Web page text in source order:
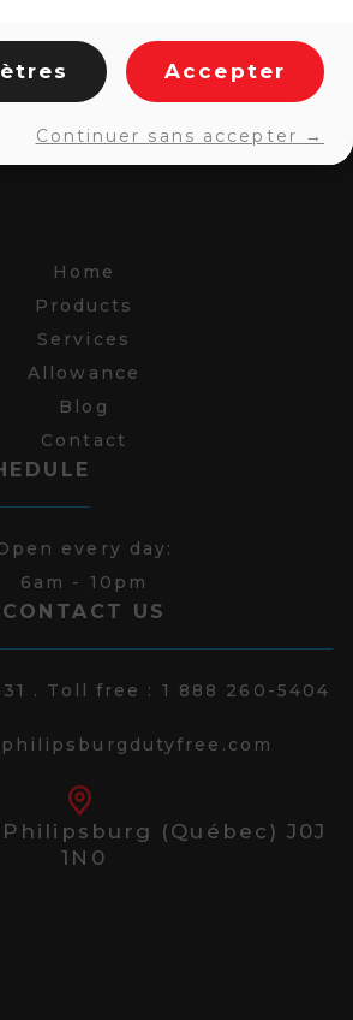
Home
Products
Services
Allowance
Blog
Contact
every day:
6am - 10pm
CONTACT US
. Toll free : 1 888 260-5404
Philipsburg (Québec) J0J
1N0
Accepter
Continuer sans accepter →